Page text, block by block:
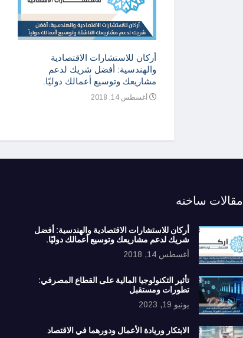
أركان للاستشارات الاقتصادية
والهندسية: أفضل شريك لدعم
مشاريعك وتوسيع أعمالك دوليًا.
أغسطس 14, 2018
مقالات ساخنه
أركان للاستشارات الاقتصادية والهندسية: أفضل
شريك لدعم مشاريعك وتوسيع أعمالك دوليًا.
أغسطس 14, 2018
تأثير التكنولوجيا المالية على القطاع المصرفي:
تطورات ومستقبل
يونيو 19, 2023
الابتكار وريادة الأعمال ودورهما في الاقتصاد